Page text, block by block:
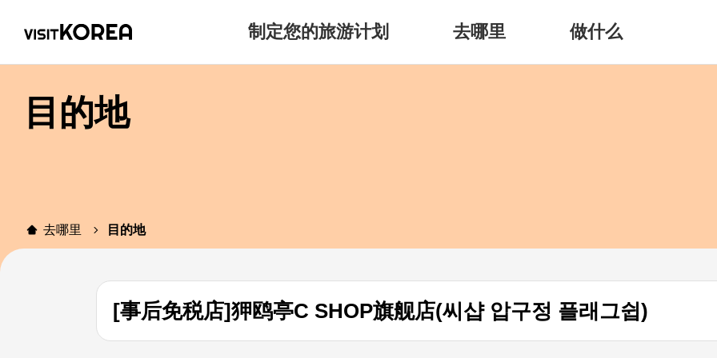
制定您的旅游计划 去哪里 做什么
目的地
去哪里 目的地
[事后免税店]狎鸥亭C SHOP旗舰店(씨샵 압구정 플래그쉽)